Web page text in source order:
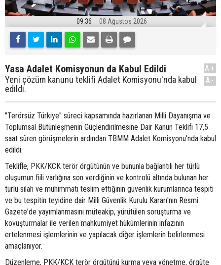
09:36 08 Ağustos 2026
Yasa Adalet Komisyonun da Kabul Edildi
Yeni çözüm kanunu teklifi Adalet Komisyonu'nda kabul
edildi.
A+
A-
"Terörsüz Türkiye" süreci kapsamında hazırlanan Milli Dayanışma ve
Toplumsal Bütünleşmenin Güçlendirilmesine Dair Kanun Teklifi 17,5
saat süren görüşmelerin ardından TBMM Adalet Komisyonu'nda kabul
edildi.
Teklifle, PKK/KCK terör örgütünün ve bununla bağlantılı her türlü
oluşumun fiili varlığına son verdiğinin ve kontrolü altında bulunan her
türlü silah ve mühimmatı teslim ettiğinin güvenlik kurumlarınca tespiti
ve bu tespitin teyidine dair Milli Güvenlik Kurulu Kararı'nın Resmi
Gazete'de yayımlanmasını müteakip, yürütülen soruşturma ve
kovuşturmalar ile verilen mahkumiyet hükümlerinin infazının
ertelenmesi işlemlerinin ve yapılacak diğer işlemlerin belirlenmesi
amaçlanıyor.
Düzenleme, PKK/KCK terör örgütünü kurma veya yönetme, örgüte